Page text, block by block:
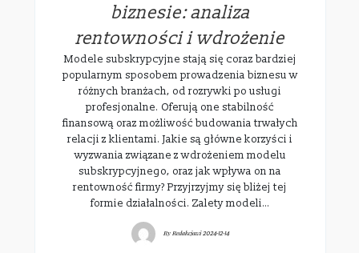
biznesie: analiza
rentowności i wdrożenie
Modele subskrypcyjne stają się coraz bardziej
popularnym sposobem prowadzenia biznesu w
różnych branżach, od rozrywki po usługi
profesjonalne. Oferują one stabilność
finansową oraz możliwość budowania trwałych
relacji z klientami. Jakie są główne korzyści i
wyzwania związane z wdrożeniem modelu
subskrypcyjnego, oraz jak wpływa on na
rentowność firmy? Przyjrzyjmy się bliżej tej
formie działalności. Zalety modeli…
ByRedakcjawi 2024-12-14